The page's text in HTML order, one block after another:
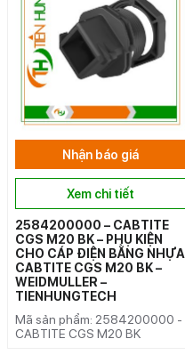
Nhận báo giá
Xem chi tiết
2584200000 – CABTITE
CGS M20 BK – PHỤ KIỆN
CHO CÁP ĐIỆN BẰNG NHỰA
CABTITE CGS M20 BK –
WEIDMULLER –
TIENHUNGTECH
Mã sản phẩm: 2584200000 -
CABTITE CGS M20 BK